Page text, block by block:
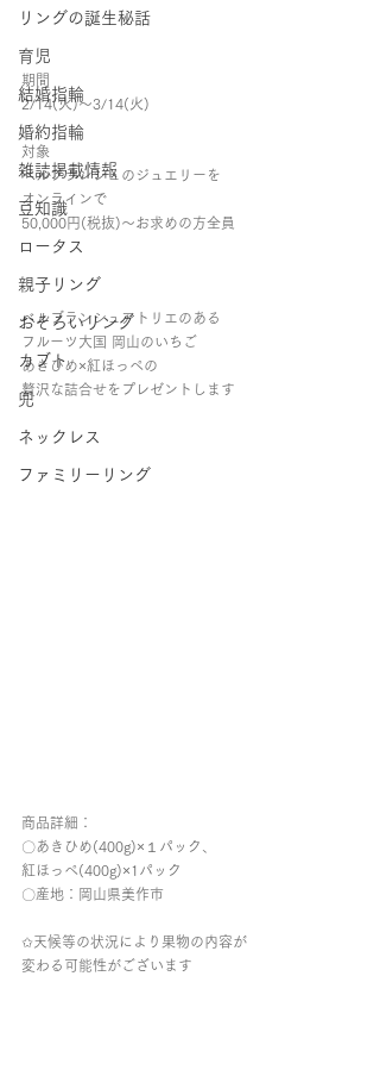
リングの誕生秘話
育児
結婚指輪
婚約指輪
雑誌掲載情報
豆知識
ロータス
親子リング
おそろいリング
カブト
兜
ネックレス
ファミリーリング
期間
2/14(火)～3/14(火)
対象
ベルブランシュのジュエリーを
オンラインで
50,000円(税抜)～お求めの方全員
ベルブランシュアトリエのある
フルーツ大国 岡山のいちご
あきひめ×紅ほっぺの
贅沢な詰合せをプレゼントします
商品詳細：
〇あきひめ(400g)×１パック、
紅ほっぺ(400g)×1パック
〇産地：岡山県美作市
✩天候等の状況により果物の内容が
変わる可能性がございます